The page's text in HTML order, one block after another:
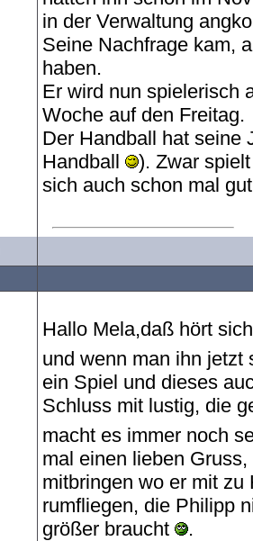
in der Verwaltung
Seine Nachfrage kam,
haben.
Er wird nun spielerisch
Woche auf den Freitag.
Der Handball hat seine
Handball
). Zwar
sich auch schon mal
Hallo Mela,daß hört
und wenn man ihn
ein Spiel und dieses
Schluss mit lustig, die
macht es immer noch
mal einen lieben
mitbringen wo er mit
rumfliegen, die Philipp
größer braucht
.